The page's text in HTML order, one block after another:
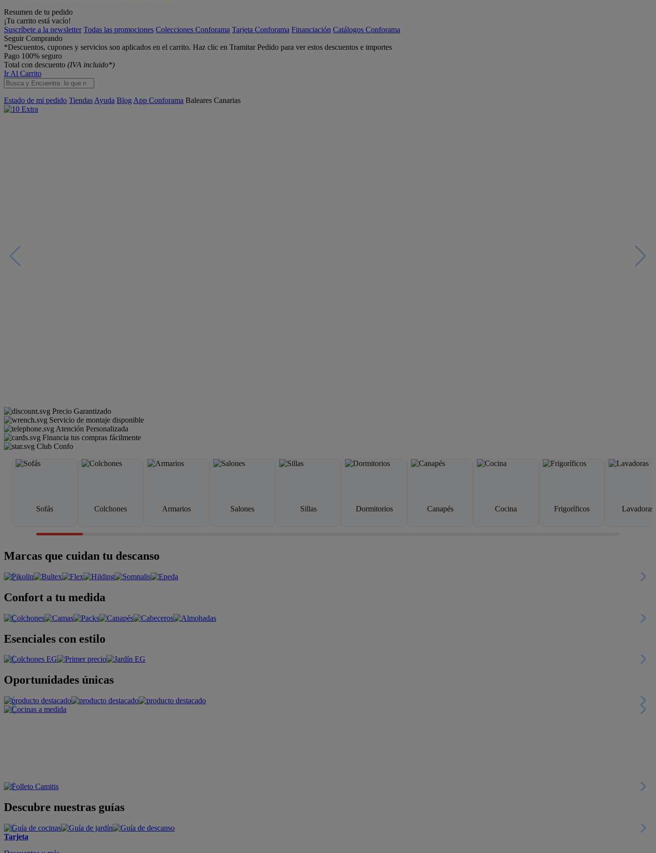
Resumen de tu pedido
¡Tu carrito está vacío!
Suscríbete a la newsletter Todas las promociones Colecciones Conforama Tarjeta Conforama Financiación Catálogos Conforama
Seguir Comprando
*Descuentos, cupones y servicios son aplicados en el carrito. Haz clic en Tramitar Pedido para ver estos descuentos e importes
Pago 100% seguro
Total con descuento (IVA incluido*)
Ir Al Carrito
Estado de mi pedido Tiendas Ayuda Blog App Conforama Baleares Canarias
Precio Garantizado
Servicio de montaje disponible
Atención Personalizada
Financia tus compras fácilmente
Club Confo
Sofás Colchones Armarios Salones Sillas Dormitorios Canapés Cocina Frigoríficos Lavadoras
Marcas que cuidan tu descanso
Confort a tu medida
Esenciales con estilo
Oportunidades únicas
Descubre nuestras guías
Tarjeta